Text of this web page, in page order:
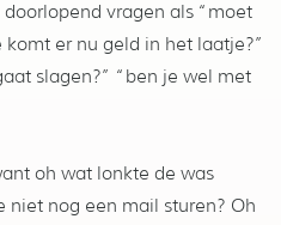
vragen als “moet
er nu geld in het laatje?”
slagen?” “ben je wel met
oh wat lonkte de was
niet nog een mail sturen? Oh